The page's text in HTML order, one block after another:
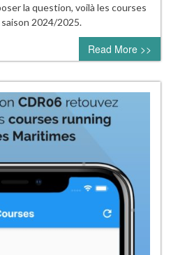
la question, voilà les courses
2024/2025.
Read More >>